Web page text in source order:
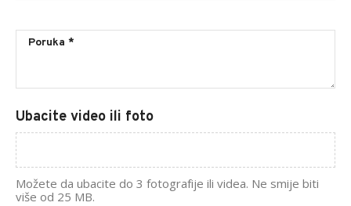
Ubacite video ili foto
Možete da ubacite do 3 fotografije ili videa. Ne smije biti
više od 25 MB.